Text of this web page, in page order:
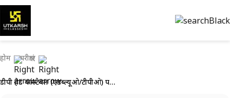
होम परीक्षाएं
डीपी हेड कांस्टेबल (एडब्ल्यूओ/टीपीओ) परिणाम 2026: मेरिट लिस्ट व कट ऑफ अंक पीडीएफ देखें